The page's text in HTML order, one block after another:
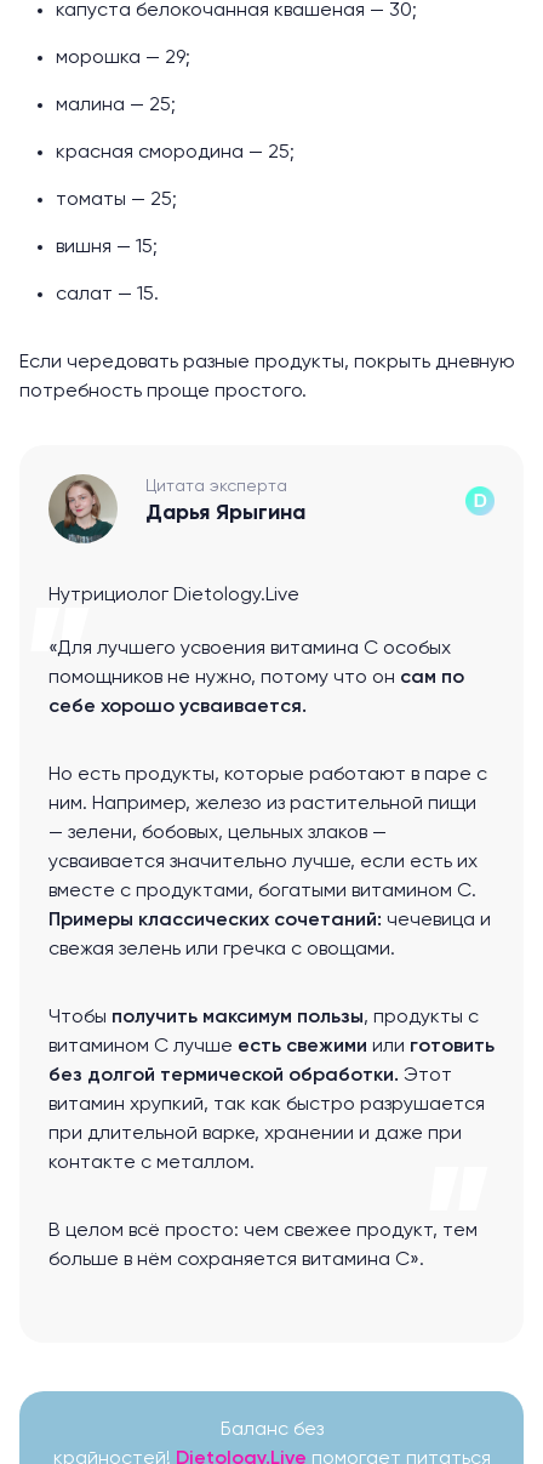
капуста белокочанная квашеная — 30;
морошка — 29;
малина — 25;
красная смородина — 25;
томаты — 25;
вишня — 15;
салат — 15.
Если чередовать разные продукты, покрыть дневную
потребность проще простого.
Цитата эксперта
Дарья Ярыгина
Нутрициолог Dietology.Live
«Для лучшего усвоения витамина С особых
помощников не нужно, потому что он сам по
себе хорошо усваивается.
Но есть продукты, которые работают в паре с
ним. Например, железо из растительной пищи
— зелени, бобовых, цельных злаков —
усваивается значительно лучше, если есть их
вместе с продуктами, богатыми витамином С.
Примеры классических сочетаний: чечевица и
свежая зелень или гречка с овощами.
Чтобы получить максимум пользы, продукты с
витамином С лучше есть свежими или готовить
без долгой термической обработки. Этот
витамин хрупкий, так как быстро разрушается
при длительной варке, хранении и даже при
контакте с металлом.
В целом всё просто: чем свежее продукт, тем
больше в нём сохраняется витамина С».
Баланс без
крайностей! Dietology.Live помогает питаться